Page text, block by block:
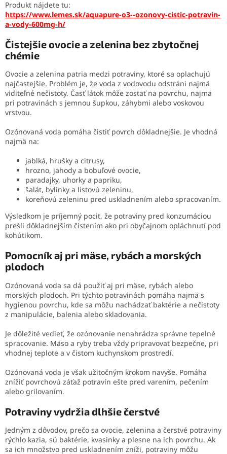
Produkt nájdete tu:
https://www.lemes.sk/aquapure-o3--ozonovy-cistic-potravin-
a-vody-600mg-h/
Čistejšie ovocie a zelenina bez zbytočnej
chémie
Ovocie a zelenina patria medzi potraviny, ktoré sa oplachujú
najčastejšie. Problém je, že voda z vodovodu odstráni najmä
viditeľné nečistoty. Časť látok môže zostať na povrchu, najmä
pri potravinách s jemnou šupkou, záhybmi alebo voskovou
vrstvou.
Ozónovaná voda pomáha čistiť povrch dôkladnejšie. Je vhodná
najmä na:
jablká, hrušky a citrusy,
hrozno, jahody a bobuľové ovocie,
paradajky, uhorky a papriku,
šalát, bylinky a listovú zeleninu,
koreňovú zeleninu pred uskladnením alebo spracovaním.
Výsledkom je príjemný pocit, že potraviny pred konzumáciou
prešli dôkladnejším čistením ako pri obyčajnom opláchnutí pod
kohútikom.
Pomocník aj pri mäse, rybách a morských
plodoch
Ozónovaná voda sa dá použiť aj pri mäse, rybách alebo
morských plodoch. Pri týchto potravinách pomáha najmä s
hygienou povrchu, kde sa môžu nachádzať baktérie a nečistoty
z manipulácie, balenia alebo skladovania.
Je dôležité vedieť, že ozónovanie nenahrádza správne tepelné
spracovanie. Mäso a ryby treba vždy pripravovať bezpečne, pri
vhodnej teplote a v čistom kuchynskom prostredí.
Ozónovaná voda je však užitočným krokom navyše. Pomáha
znížiť povrchovú záťaž potravín ešte pred varením, pečením
alebo grilovaním.
Potraviny vydržia dlhšie čerstvé
Jedným z dôvodov, prečo sa ovocie, zelenina a čerstvé potraviny
rýchlo kazia, sú baktérie, kvasinky a plesne na ich povrchu. Ak
sa ich množstvo pred uskladnením zníži, potraviny môžu